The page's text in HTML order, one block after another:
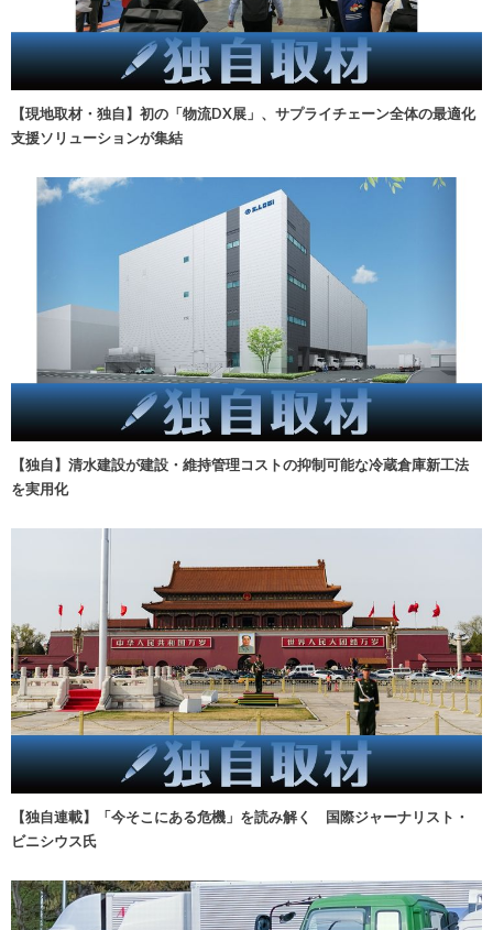
【現地取材・独自】初の「物流DX展」、サプライチェーン全体の最適化
支援ソリューションが集結
【独自】清水建設が建設・維持管理コストの抑制可能な冷蔵倉庫新工法
を実用化
【独自連載】「今そこにある危機」を読み解く 国際ジャーナリスト・
ビニシウス氏